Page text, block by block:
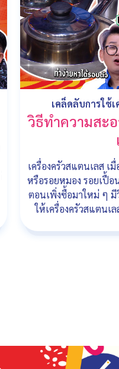
เคล็ดลับการใช้เ
วิธีทำความสะ
เครื่องครัวสแตนเลส เ
หรือรอยหมอง รอยเปื้อ
ตอนเพิ่งซื้อมาใหม่ ๆ มี
ให้เครื่องครัวสแตนเ